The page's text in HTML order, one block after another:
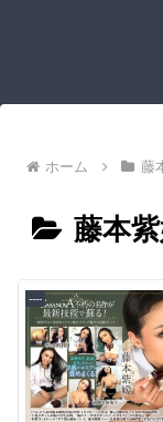
ホーム 藤
藤本
----